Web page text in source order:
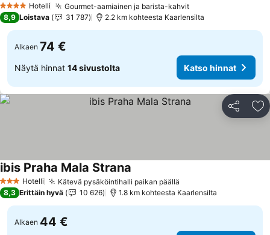
4 Tähtiluokitus
Hotelli Gourmet-aamiainen ja barista-kahvit
8,9 Loistava 31 787 2.2 km kohteesta Kaarlensilta
Alkaen 74 €
Näytä hinnat 14 sivustolta Katso hinnat
Jaa
3 Tähtiluokitus
Hotelli Kätevä pysäköintihalli paikan päällä
ibis Praha Mala Strana
8,3 Erittäin hyvä 10 626 1.8 km kohteesta Kaarlensilta
Alkaen 44 €